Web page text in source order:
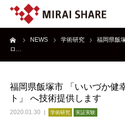
NEWS 学術研究
福岡県飯
ロ…
福岡県飯塚市 「いいづか健
ト」 へ技術提供します
2020.01.30 学術研究 実証実験
NEWS
SERVICE